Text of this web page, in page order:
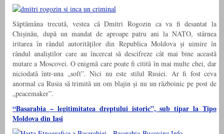
Săptămâna trecută, vestea că Dmitri Rogozin ca va fi desantat la
Chișinău, după un mandat de aproape patru ani la NATO, stârnea
iritarea în rândul autorităților din Republica Moldova și uimire în
rândul analiștilor care au încercat să descifreze cât mai bine această
mutare a Moscovei. O enigmă care poate fi citită în mai multe chei, dar
niciodată într-una „soft”. Nici nu este stilul Rusiei. Ar fi fost ceva
anormal ca Rusia să trimită un om blajin și nu un războinic pe post de
„peacemaker”.
“Basarabia – legitimitatea dreptului istoric”, sub tipar la Tipo
Moldova din Iasi